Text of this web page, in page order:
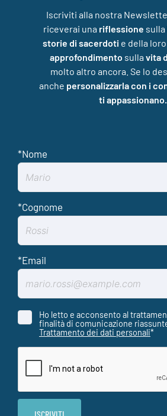
Iscriviti alla nostra
riceverai una riflessione sulla
storie di sacerdoti e della loro
approfondimento sulla vita
molto altro ancora. Se lo
anche personalizzarla con i
ti appassionano.
Ho letto e acconsento al
finalità di comunicazione
Trattamento dei dati personali*